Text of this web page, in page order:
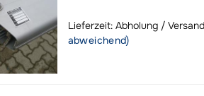
Lieferzeit: Abholung /
abweichend)